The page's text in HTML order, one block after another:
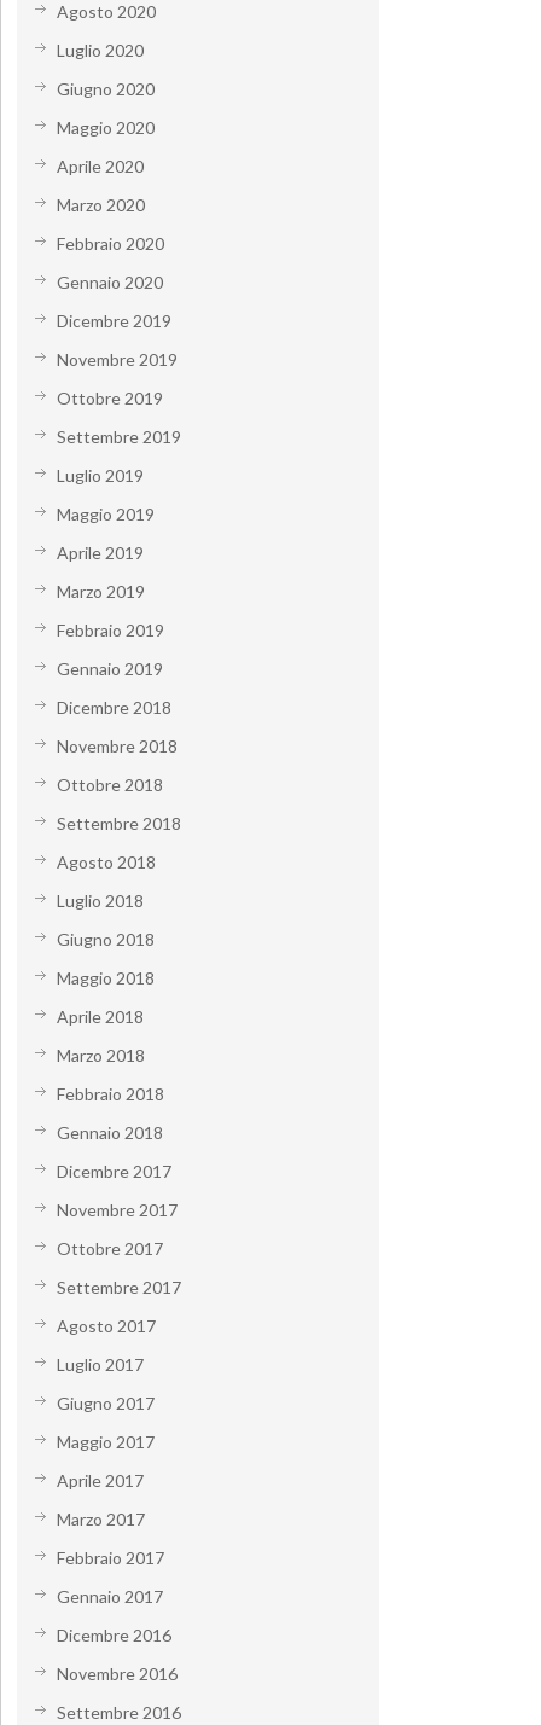
Agosto 2020
Luglio 2020
Giugno 2020
Maggio 2020
Aprile 2020
Marzo 2020
Febbraio 2020
Gennaio 2020
Dicembre 2019
Novembre 2019
Ottobre 2019
Settembre 2019
Luglio 2019
Maggio 2019
Aprile 2019
Marzo 2019
Febbraio 2019
Gennaio 2019
Dicembre 2018
Novembre 2018
Ottobre 2018
Settembre 2018
Agosto 2018
Luglio 2018
Giugno 2018
Maggio 2018
Aprile 2018
Marzo 2018
Febbraio 2018
Gennaio 2018
Dicembre 2017
Novembre 2017
Ottobre 2017
Settembre 2017
Agosto 2017
Luglio 2017
Giugno 2017
Maggio 2017
Aprile 2017
Marzo 2017
Febbraio 2017
Gennaio 2017
Dicembre 2016
Novembre 2016
Settembre 2016